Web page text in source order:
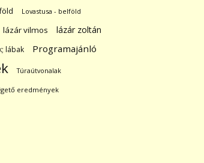
Lovastusa - belföld
lázár vilmos lázár zoltán
lábak Programajánló
Túraútvonalak
eredmények